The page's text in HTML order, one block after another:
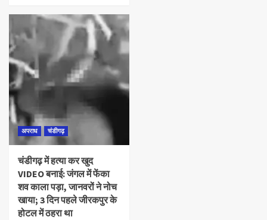
अपराध चंडीगढ़
चंडीगढ़ में हत्या कर खुद
VIDEO बनाई: जंगल में फेंका
शव काला पड़ा, जानवरों ने नोच
खाया; 3 दिन पहले जीरकपुर के
होटल में ठहरा था